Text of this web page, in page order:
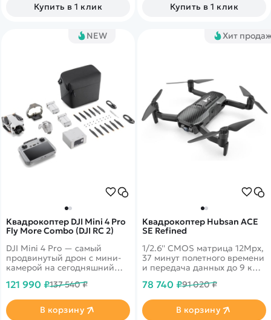
Купить в 1 клик
Купить в 1 клик
NEW
Квадрокоптер DJI Mini 4 Pro
Fly More Combo (DJI RC 2)
DJI Mini 4 Pro — самый
продвинутый дрон с мини-
камерой на сегодняшний
мощные возможности
всенаправленное
обнаружение препятствий,
121 990 ₽137 540 ₽
В корзину
Хит
Квадрокоптер Hubsan ACE
SE Refined
1/2.6'' CMOS матрица 12Mpx,
37 минут полетного времени
и передача данных до 9 км!
трансляция 1080p на
цифровой передачи
изображений&nbsp;Syncreas
78 740 ₽91 020 ₽
В корзину